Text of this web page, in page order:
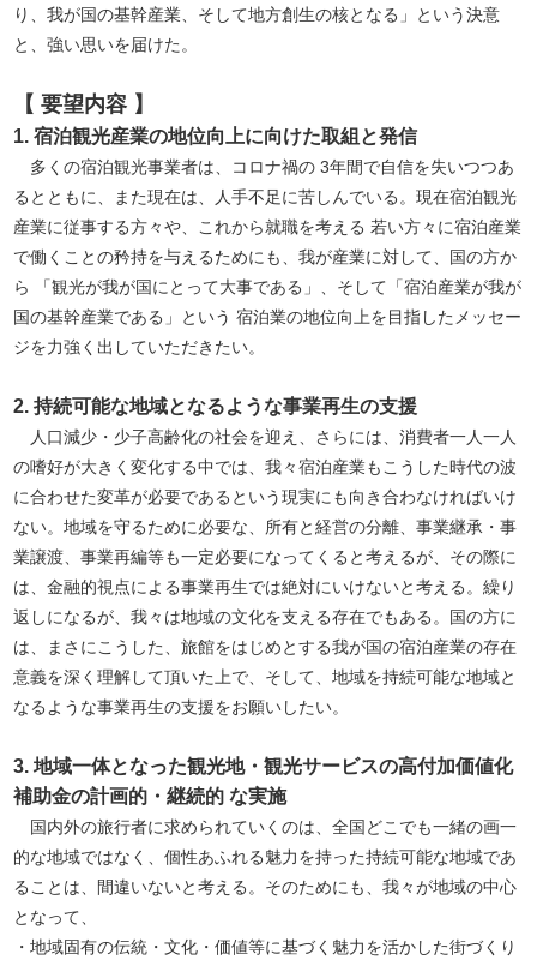
り、我が国の基幹産業、そして地方創生の核となる」という決意
と、強い思いを届けた。
【 要望内容 】
1. 宿泊観光産業の地位向上に向けた取組と発信
多くの宿泊観光事業者は、コロナ禍の 3年間で自信を失いつつあ
るとともに、また現在は、人手不足に苦しんでいる。現在宿泊観光
産業に従事する方々や、これから就職を考える 若い方々に宿泊産業
で働くことの矜持を与えるためにも、我が産業に対して、国の方か
ら 「観光が我が国にとって大事である」、そして「宿泊産業が我が
国の基幹産業である」という 宿泊業の地位向上を目指したメッセー
ジを力強く出していただきたい。
2. 持続可能な地域となるような事業再生の支援
人口減少・少子高齢化の社会を迎え、さらには、消費者一人一人
の嗜好が大きく変化する中では、我々宿泊産業もこうした時代の波
に合わせた変革が必要であるという現実にも向き合わなければいけ
ない。地域を守るために必要な、所有と経営の分離、事業継承・事
業譲渡、事業再編等も一定必要になってくると考えるが、その際に
は、金融的視点による事業再生では絶対にいけないと考える。繰り
返しになるが、我々は地域の文化を支える存在でもある。国の方に
は、まさにこうした、旅館をはじめとする我が国の宿泊産業の存在
意義を深く理解して頂いた上で、そして、地域を持続可能な地域と
なるような事業再生の支援をお願いしたい。
3. 地域一体となった観光地・観光サービスの高付加価値化
補助金の計画的・継続的 な実施
国内外の旅行者に求められていくのは、全国どこでも一緒の画一
的な地域ではなく、個性あふれる魅力を持った持続可能な地域であ
ることは、間違いないと考える。そのためにも、我々が地域の中心
となって、
・地域固有の伝統・文化・価値等に基づく魅力を活かした街づくり